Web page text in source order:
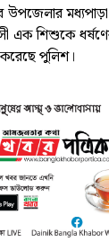
উপজেলার
এক শিশুকে
পুলিশ।